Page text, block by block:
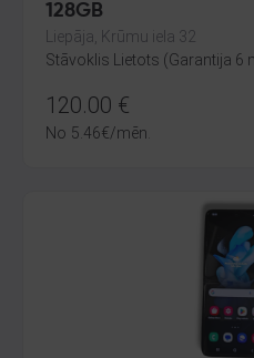
128GB
Liepāja, Krūmu iela 32
Stāvoklis Lietots (Garantija 6
120.00 €
No 5.46€/mēn.